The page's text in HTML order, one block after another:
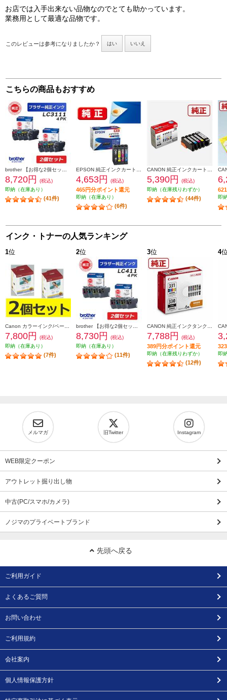
お店では入手出来ない品物なのでとても助かっています。
業務用として最適な品物です。
このレビューは参考になりましたか？ はい いいえ
こちらの商品もおすすめ
8,720円
(税込)
即納（在庫あり）
(41件)
4,653円 (税込)
465円分ポイント還元
即納（在庫あり）
(6件)
5,390円
(税込)
即納（在庫残りわずか）
(44件) 即
インク・トナーの人気ランキング
1位
7,800円
(税込)
即納（在庫あり）
(7件)
2位
8,730円
(税込)
即納（在庫あり）
(11件)
3位
7,788円 (税込)
389円分ポイント還元
即納（在庫残りわずか）
(12件)
4
即
メルマガ 旧Twitter Instagram
WEB限定クーポン
アウトレット掘り出し物
中古(PC/スマホ/カメラ)
ノジマのプライベートブランド
先頭へ戻る
ご利用ガイド
よくあるご質問
お問い合わせ
ご利用規約
会社案内
個人情報保護方針